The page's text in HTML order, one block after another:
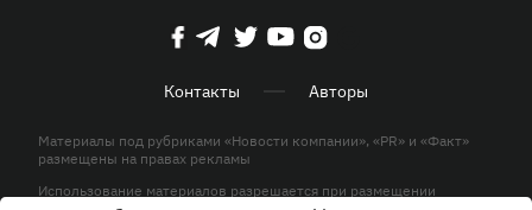
Контакты Авторы
Материалы под рубриками «Новости компании», «PR» и «Факт»
размещены на правах рекламы
Использование материалов разрешается при размещении